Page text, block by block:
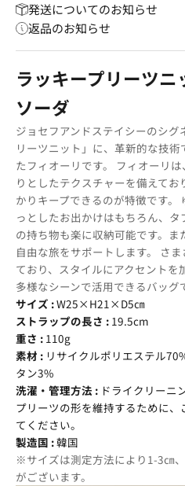
発送についてのお知らせ
返品のお知らせ
ラッキープリーツ
ソーダ
ジョセフアンドステイシーのシ
リーツニット」に、革新的な技
たフィオーリです。 フィオーリ
りとしたテクスチャーを備えて
かりキープできるのが特徴です。
っとしたお出かけはもちろん、
の持ち物も楽に収納可能です。ま
自由な旅をサポートします。 さ
ており、スタイルにアクセント
多様なシーンで活用できるバッグ
サイズ :W25×H21×D5㎝
ストラップの長さ : 19.5cm
重さ : 110g
素材 : リサイクルポリエステル
タン3%
洗濯・管理方法 : ドライクリーニ
プリーツの形を維持するために
てください。
製造国 :韓国
※サイズは測定方法により1-3㎝
がございます。